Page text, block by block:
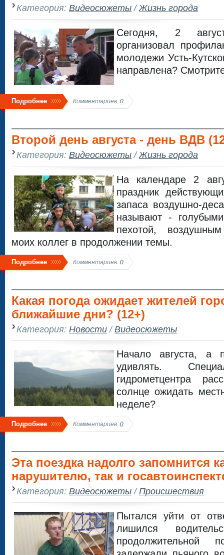
Категория: Видеосюжеты/Жизнь города
Сегодня, 2
организовал
молодежи Усть-
направлена?
Подробнее Комментариев: 0
Второй день августа - день ВДВ
Категория: Видеосюжеты/Жизнь города
На календаре 2
праздник
запаса воздушно-
называют -
пехотой,
моих коллег в продолжении темы.
Подробнее Комментариев: 0
Какая погода ожидает жителей
ближайшие дни? (12+)
Категория: Новости/Видеосюжеты
Начало августа, а
удивлять.
гидрометцентра
солнце ожидать
неделе?
Подробнее Комментариев: 0
Эта поездка надолго запомнится
нарушителю, так и
Категория: Видеосюжеты/Происшествия
Пытался уйти от
лишился
продолжительной